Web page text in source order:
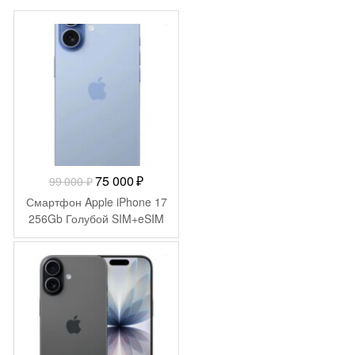
990 ₽.
99 000₽Первоначальная
цена
составляла
99
000 ₽.
75 000₽Текущая
цена:
75
000 ₽.
Смартфон Apple iPhone 17
256Gb Голубой SIM+eSIM
-24 500